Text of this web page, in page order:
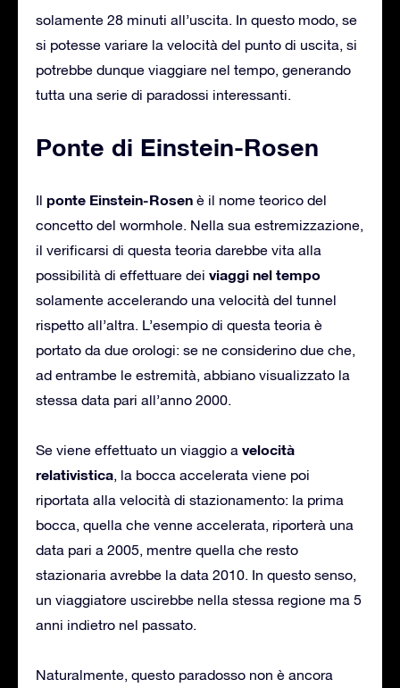
solamente 28 minuti all’uscita. In questo modo, se
si potesse variare la velocità del punto di uscita, si
potrebbe dunque viaggiare nel tempo, generando
tutta una serie di paradossi interessanti.
Ponte di Einstein-Rosen
Il ponte Einstein-Rosen è il nome teorico del
concetto del wormhole. Nella sua estremizzazione,
il verificarsi di questa teoria darebbe vita alla
possibilità di effettuare dei viaggi nel tempo
solamente accelerando una velocità del tunnel
rispetto all’altra. L’esempio di questa teoria è
portato da due orologi: se ne considerino due che,
ad entrambe le estremità, abbiano visualizzato la
stessa data pari all’anno 2000.
Se viene effettuato un viaggio a velocità
relativistica, la bocca accelerata viene poi
riportata alla velocità di stazionamento: la prima
bocca, quella che venne accelerata, riporterà una
data pari a 2005, mentre quella che resto
stazionaria avrebbe la data 2010. In questo senso,
un viaggiatore uscirebbe nella stessa regione ma 5
anni indietro nel passato.
Naturalmente, questo paradosso non è ancora